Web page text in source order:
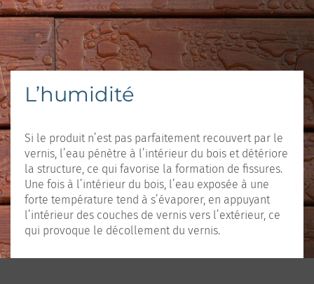
L’humidité
Si le produit n’est pas parfaitement recouvert par le
vernis, l’eau pénètre à l’intérieur du bois et détériore
la structure, ce qui favorise la formation de fissures.
Une fois à l’intérieur du bois, l’eau exposée à une
forte température tend à s’évaporer, en appuyant
l’intérieur des couches de vernis vers l’extérieur, ce
qui provoque le décollement du vernis.